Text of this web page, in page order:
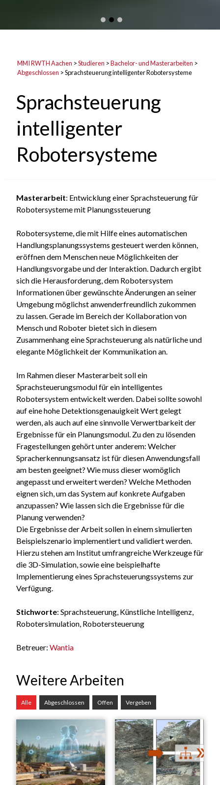
MMI RWTH Aachen >Studieren >Bachelor- und Masterarbeiten >
Abgeschlossen >Sprachsteuerung intelligenter Robotersysteme
Sprachsteuerung
intelligenter
Robotersysteme
Masterarbeit: Entwicklung einer Sprachsteuerung für
Robotersysteme mit Planungssteuerung
Robotersysteme, die mit Hilfe eines automatischen
Handlungsplanungssystems gesteuert werden können,
eröffnen dem Menschen neue Möglichkeiten der
Handlungsvorgabe und der Interaktion. Dadurch ergibt
sich die Herausforderung, dem Robotersystem
Informationen über gewünschte Änderungen an seiner
Umgebung möglichst anwenderfreundlich zukommen
zu lassen. Gerade im Bereich der Kollaboration von
Mensch und Roboter bietet sich in diesem
Zusammenhang eine Sprachsteuerung als natürliche und
elegante Möglichkeit der Kommunikation an.
Im Rahmen dieser Masterarbeit soll ein
Sprachsteuerungsmodul für ein intelligentes
Robotersystem entwickelt werden. Dabei sollte sowohl
auf eine hohe Detektionsgenauigkeit Wert gelegt
werden, als auch auf eine sinnvolle Verwertbarkeit der
Ergebnisse für ein Planungsmodul. Zu den zu lösenden
Fragestellungen gehört unter anderem: Welcher
Spracherkennungsansatz ist für diesen Anwendungsfall
am besten geeignet? Wie muss dieser womöglich
angepasst und erweitert werden? Welche Methoden
eignen sich, um das System auf konkrete Aufgaben
anzupassen? Wie lassen sich die Ergebnisse für die
Planung verwenden?
Die Ergebnisse der Arbeit sollen in einem simulierten
Beispielszenario implementiert und validiert werden.
Hierzu stehen am Institut umfrangreiche Werkzeuge für
die 3D-Simulation, sowie eine beispielhafte
Implementierung eines Sprachsteuerungssystems zur
Verfügung.
Stichworte: Sprachsteuerung, Künstliche Intelligenz,
Robotersimulation, Robotersteuerung
Betreuer: Wantia
Weitere Arbeiten
Alle Abgeschlossen Offen Vergeben